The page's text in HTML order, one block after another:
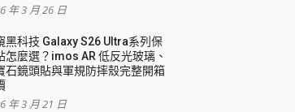
V30 Pro
年 3 月 26 日
黑科技 Galaxy S26 Ultra系列保
怎麼選？imos AR 低反光玻璃、
石鏡頭貼與軍規防摔殼完整開箱
年 3 月 21 日